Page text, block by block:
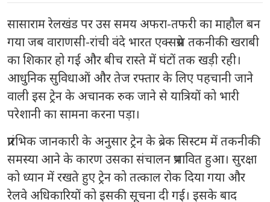
सासाराम रेलखंड पर उस समय अफरा-तफरी का माहौल बन
गया जब वाराणसी-रांची वंदे भारत एक्सप्रेस तकनीकी खराबी
का शिकार हो गई और बीच रास्ते में घंटों तक खड़ी रही।
आधुनिक सुविधाओं और तेज रफ्तार के लिए पहचानी जाने
वाली इस ट्रेन के अचानक रुक जाने से यात्रियों को भारी
परेशानी का सामना करना पड़ा।
प्रारंभिक जानकारी के अनुसार ट्रेन के ब्रेक सिस्टम में तकनीकी
समस्या आने के कारण उसका संचालन प्रभावित हुआ। सुरक्षा
को ध्यान में रखते हुए ट्रेन को तत्काल रोक दिया गया और
रेलवे अधिकारियों को इसकी सूचना दी गई। इसके बाद